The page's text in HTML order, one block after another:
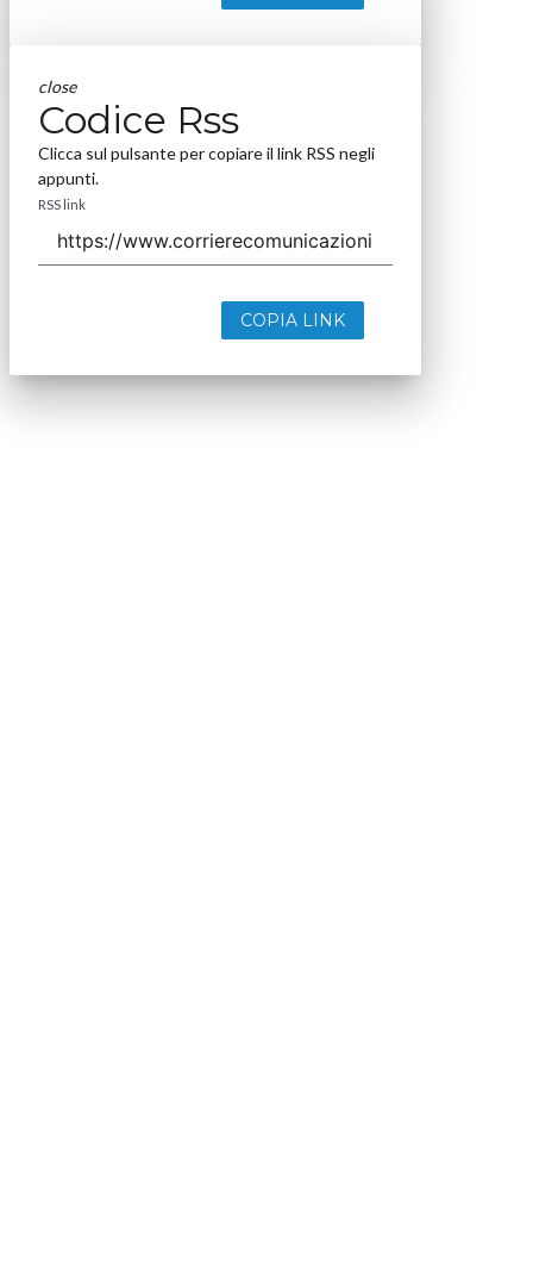
close
Codice Rss
Clicca sul pulsante per copiare il link RSS negli
appunti.
RSS link
COPIA LINK